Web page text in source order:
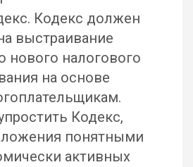
Кодекс должен
выстраивание
нового налогового
на основе
Кодекс,
понятными
активных